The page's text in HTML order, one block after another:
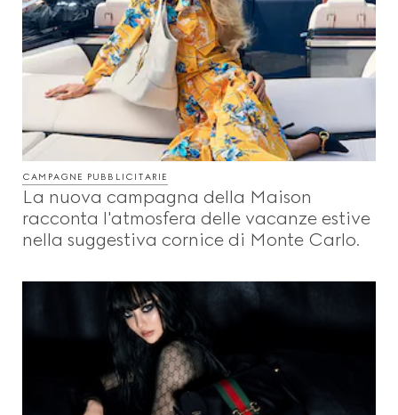
Gucci Equilibrium
Making Of
CHIUDI
CAMPAGNE PUBBLICITARIE
La nuova campagna della Maison
racconta l'atmosfera delle vacanze estive
nella suggestiva cornice di Monte Carlo.